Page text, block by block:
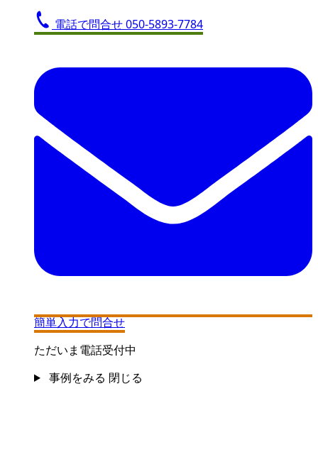
電話で問合せ050-5893-7784
簡単入力で問合せ
ただいま電話受付中
事例をみる 閉じる